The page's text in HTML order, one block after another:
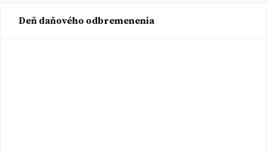
Deň daňového odbremenenia